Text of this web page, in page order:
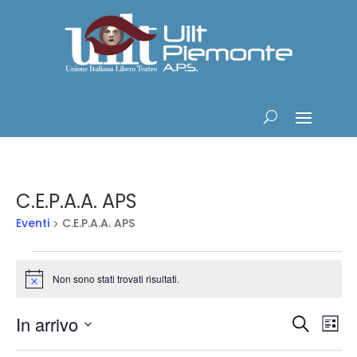
C.E.P.A.A. APS
Eventi C.E.P.A.A. APS
Eventi
Notice Non sono stati trovati risultati.
Eventi
CercaLista
In arrivo